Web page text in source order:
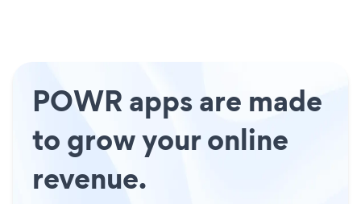
POWR apps are made
to grow your online
revenue.